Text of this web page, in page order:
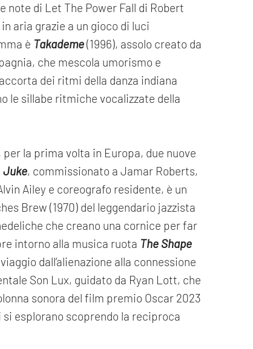
note di Let The Power Fall di Robert
aria grazie a un gioco di luci
è Takademe(1996), assolo creato da
che mescola umorismo e
dei ritmi della danza indiana
le sillabe ritmiche vocalizzate della
la prima volta in Europa, due nuove
Juke, commissionato a Jamar Roberts,
Ailey e coreografo residente, è un
Brew (1970) del leggendario jazzista
che creano una cornice per far
intorno alla musica ruota The Shape
dall’alienazione alla connessione
Son Lux, guidato da Ryan Lott, che
sonora del film premio Oscar 2023
esplorano scoprendo la reciproca